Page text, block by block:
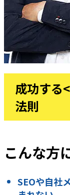
成功する
法則
こんな方
SEOや自社